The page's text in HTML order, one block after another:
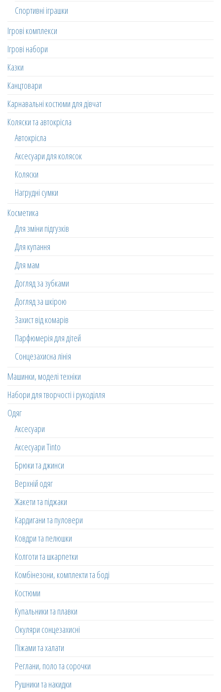
Спортивні іграшки
Ігрові комплекси
Ігрові набори
Казки
Канцтовари
Карнавальні костюми для дівчат
Коляски та автокрісла
Автокрісла
Аксесуари для колясок
Коляски
Нагрудні сумки
Косметика
Для зміни підгузків
Для купання
Для мам
Догляд за зубками
Догляд за шкірою
Захист від комарів
Парфюмерія для дітей
Сонцезахисна лінія
Машинки, моделі техніки
Набори для творчості і рукоділля
Одяг
Аксесуари
Аксесуари Tinto
Брюки та джинси
Верхній одяг
Жакети та піджаки
Кардигани та пуловери
Ковдри та пелюшки
Колготи та шкарпетки
Комбінезони, комплекти та боді
Костюми
Купальники та плавки
Окуляри сонцезахисні
Піжами та халати
Реглани, поло та сорочки
Рушники та накидки